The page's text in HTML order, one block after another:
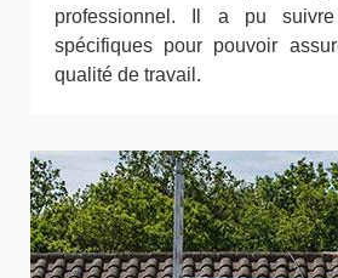
professionnel. Il a pu
spécifiques pour pouvoir
qualité de travail.